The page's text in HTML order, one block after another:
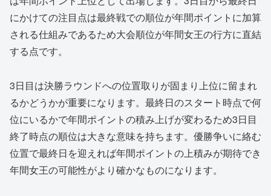
にかけての注目点は最終戦での順位が年間ポイントに加算
される仕組みであるため大会順位が年間女王の行方に直結
する点です。
3日目は決勝ラウンドへの位置取りが固まり上位に留まれ
るかどうかが重要になります。最終日のスタート時点で何
位にいるかで年間ポイントの積み上げが変わるため3日目
終了時点の順位は大きな意味を持ちます。優勝争いに絡む
位置で最終日を迎えれば年間ポイントの上積みが期待でき
年間女王の可能性がより確かなものになります。